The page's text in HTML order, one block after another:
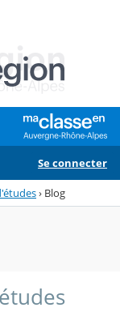
Se connecter
› Blog